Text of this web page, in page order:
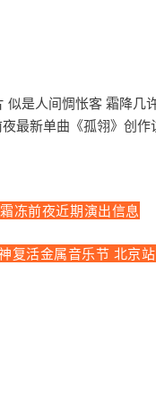
霜冻前夜近期演出信息
复活金属音乐节 北京站